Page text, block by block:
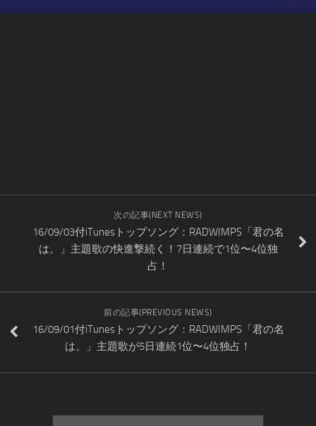
次の記事(NEXT NEWS)
16/09/03付iTunesトップソング：RADWIMPS「君の名
は。」主題歌の快進撃続く！7日連続で1位〜4位独
占！
前の記事(PREVIOUS NEWS)
16/09/01付iTunesトップソング：RADWIMPS「君の名
は。」主題歌が5日連続1位〜4位独占！